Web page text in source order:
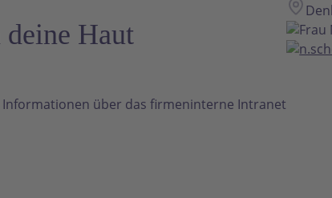
deine Haut
Informationen über das firmeninterne Intranet
Frau